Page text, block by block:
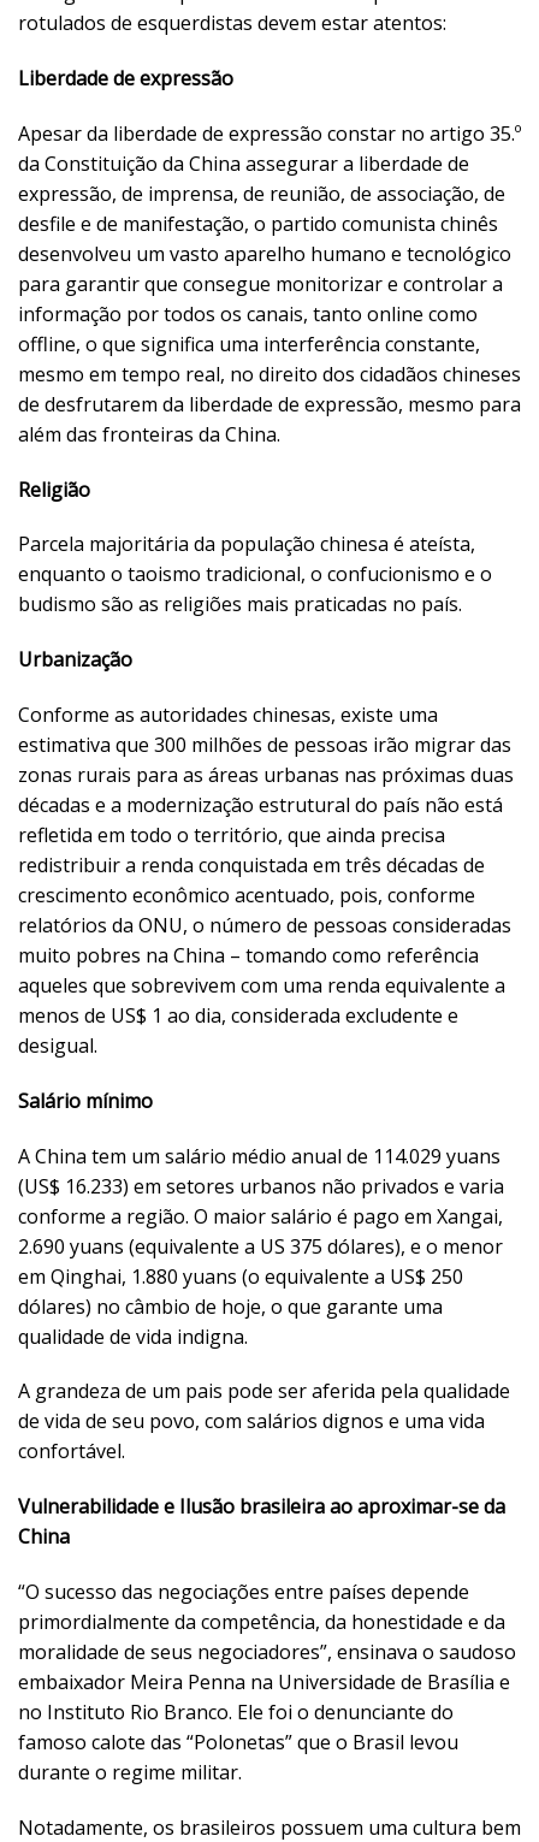
rotulados de esquerdistas devem estar atentos:
Liberdade de expressão
Apesar da liberdade de expressão constar no artigo 35.º
da Constituição da China assegurar a liberdade de
expressão, de imprensa, de reunião, de associação, de
desfile e de manifestação, o partido comunista chinês
desenvolveu um vasto aparelho humano e tecnológico
para garantir que consegue monitorizar e controlar a
informação por todos os canais, tanto online como
offline, o que significa uma interferência constante,
mesmo em tempo real, no direito dos cidadãos chineses
de desfrutarem da liberdade de expressão, mesmo para
além das fronteiras da China.
Religião
Parcela majoritária da população chinesa é ateísta,
enquanto o taoismo tradicional, o confucionismo e o
budismo são as religiões mais praticadas no país.
Urbanização
Conforme as autoridades chinesas, existe uma
estimativa que 300 milhões de pessoas irão migrar das
zonas rurais para as áreas urbanas nas próximas duas
décadas e a modernização estrutural do país não está
refletida em todo o território, que ainda precisa
redistribuir a renda conquistada em três décadas de
crescimento econômico acentuado, pois, conforme
relatórios da ONU, o número de pessoas consideradas
muito pobres na China – tomando como referência
aqueles que sobrevivem com uma renda equivalente a
menos de US$ 1 ao dia, considerada excludente e
desigual.
Salário mínimo
A China tem um salário médio anual de 114.029 yuans
(US$ 16.233) em setores urbanos não privados e varia
conforme a região. O maior salário é pago em Xangai,
2.690 yuans (equivalente a US 375 dólares), e o menor
em Qinghai, 1.880 yuans (o equivalente a US$ 250
dólares) no câmbio de hoje, o que garante uma
qualidade de vida indigna.
A grandeza de um pais pode ser aferida pela qualidade
de vida de seu povo, com salários dignos e uma vida
confortável.
Vulnerabilidade e Ilusão brasileira ao aproximar-se da
China
“O sucesso das negociações entre países depende
primordialmente da competência, da honestidade e da
moralidade de seus negociadores”, ensinava o saudoso
embaixador Meira Penna na Universidade de Brasília e
no Instituto Rio Branco. Ele foi o denunciante do
famoso calote das “Polonetas” que o Brasil levou
durante o regime militar.
Notadamente, os brasileiros possuem uma cultura bem